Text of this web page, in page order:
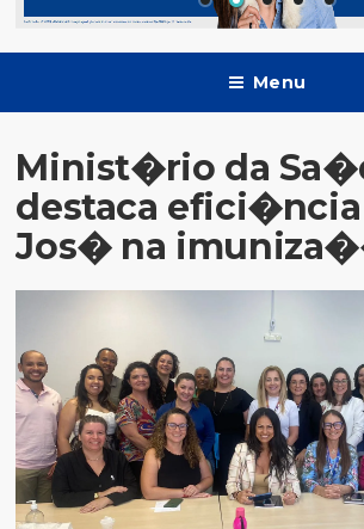
Menu
Minist�rio da
destaca
Jos� na